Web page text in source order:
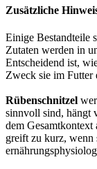
Zusätzliche
Einige Bestandteile
Zutaten werden in
Entscheidend ist,
Zweck sie im Futter
Rübenschnitzel
sinnvoll sind, hängt
dem Gesamtkontext
greift zu kurz, wenn